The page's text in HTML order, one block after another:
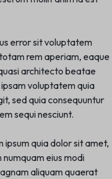
error sit voluptatem
rem aperiam, eaque
architecto beatae
voluptatem quia
sed quia consequuntur
sequi nesciunt.
ipsum quia dolor sit amet,
eius modi
aliquam quaerat